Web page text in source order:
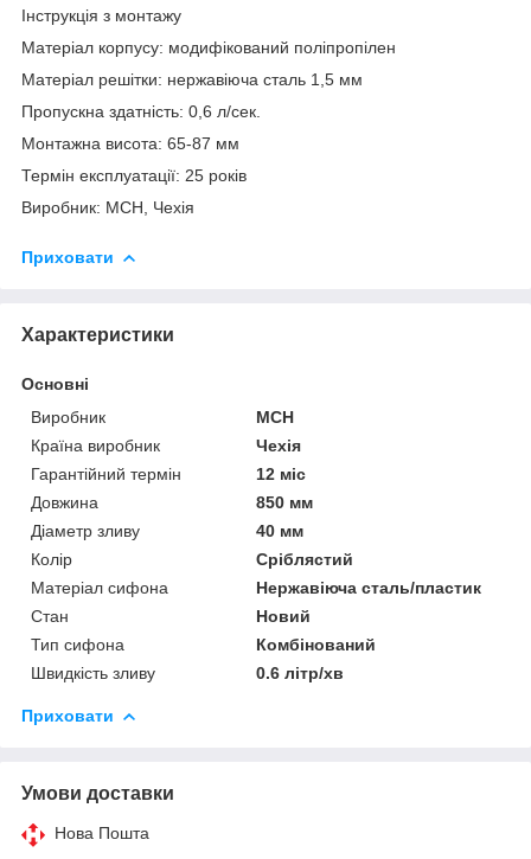
Інструкція з монтажу
Матеріал корпусу: модифікований поліпропілен
Матеріал решітки: нержавіюча сталь 1,5 мм
Пропускна здатність: 0,6 л/сек.
Монтажна висота: 65-87 мм
Термін експлуатації: 25 років
Виробник: МСН, Чехія
Приховати
Характеристики
Основні
Виробник
MCH
Країна виробник
Чехія
Гарантійний термін
12 міс
Довжина
850 мм
Діаметр зливу
40 мм
Колір
Сріблястий
Матеріал сифона
Нержавіюча сталь/пластик
Стан
Новий
Тип сифона
Комбінований
Швидкість зливу
0.6 літр/хв
Приховати
Умови доставки
Нова Пошта